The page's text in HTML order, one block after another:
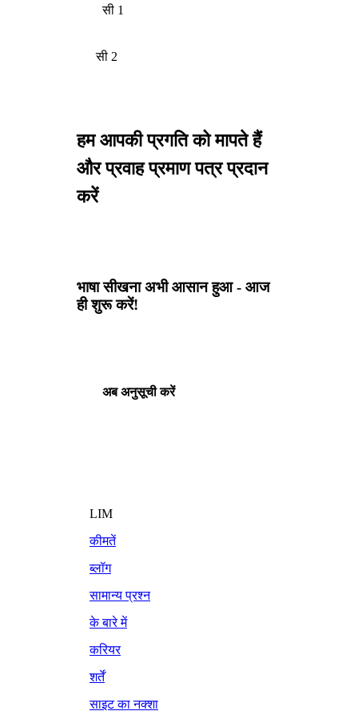
सी 1
सी 2
हम आपकी प्रगति को मापते हैं
और प्रवाह प्रमाण पत्र प्रदान
करें
भाषा सीखना अभी आसान हुआ - आज
ही शुरू करें!
अब अनुसूची करें
LIM
कीमतें
ब्लॉग
सामान्य प्रश्न
के बारे में
करियर
शर्तें
साइट का नक्शा